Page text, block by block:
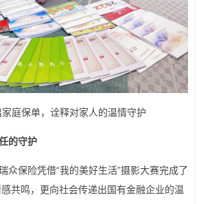
庭保单，诠释对家人的温情守护
的守护
众保险凭借“我的美好生活”摄影大赛完成了
共鸣，更向社会传递出国有金融企业的温